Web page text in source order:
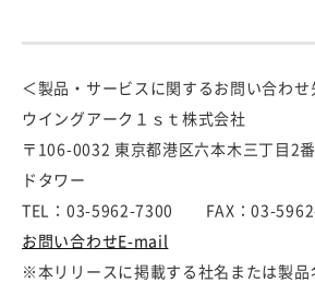
＜製品・サービスに関するお問い合わせ
ウイングアーク１ｓｔ株式会社
〒106-0032 東京都港区六本木三丁目2
ドタワー
TEL：03-5962-7300 FAX：03-
お問い合わせE-mail
※本リリースに掲載する社名または製品